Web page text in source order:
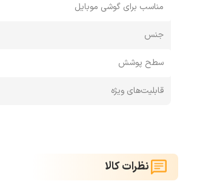
مناسب برای گوشی موبایل
جنس
سطح پوشش
قابلیت‌های ویژه
نظرات کالا